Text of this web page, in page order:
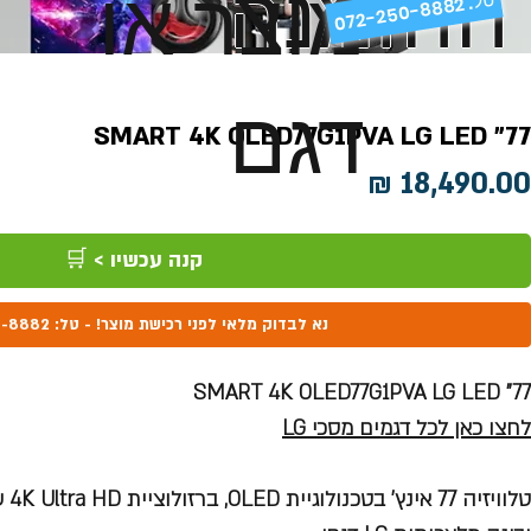
מוצר או
דגם
77" SMART 4K OLED77G1PVA LG LED
מחיר
קנה עכשיו > 🛒
נא לבדוק מלאי לפני רכישת מוצר! - טל: 072-250-8882
77" SMART 4K OLED77G1PVA LG LED
לחצו כאן לכל דגמים מסכי LG
072-250-8882 .